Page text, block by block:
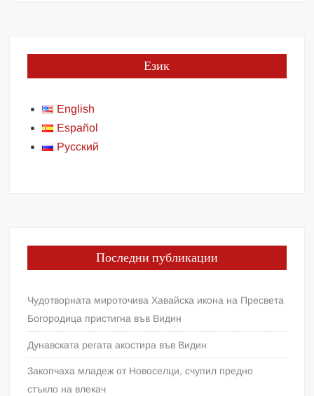
Език
English
Español
Русский
Последни публикации
Чудотворната мироточива Хавайска икона на Пресвета
Богородица пристигна във Видин
Дунавската регата акостира във Видин
Закопчаха младеж от Новоселци, счупил предно
стъкло на влекач